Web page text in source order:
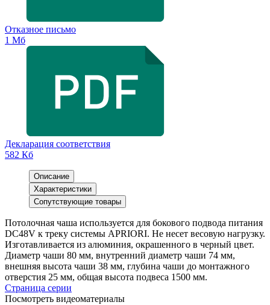
Отказное письмо
1 Мб
Декларация соответствия
582 Кб
Описание
Характеристики
Сопутствующие товары
Потолочная чаша используется для бокового подвода питания
DC48V к треку системы APRIORI. Не несет весовую нагрузку.
Изготавливается из алюминия, окрашенного в черный цвет.
Диаметр чаши 80 мм, внутренний диаметр чаши 74 мм,
внешняя высота чаши 38 мм, глубина чаши до монтажного
отверстия 25 мм, общая высота подвеса 1500 мм.
Страница серии
Посмотреть видеоматериалы